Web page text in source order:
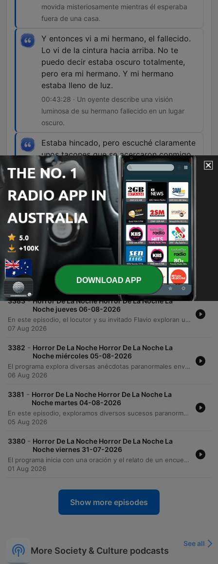
movida misteriosamente mientras él esperaba
fuera de una casa.
Y entonces vi a mi hermano, el fallecido.
Lo vi de la cintura hacia arriba. No te
puedo decir estaba oscuro totalmente,
pero era mi hermano. Y mi hermano
estaba lleno de luz.
00:43:28 · Un oyente describe una visión
luminosa de su hermano fallecido en un lugar
oscuro.
Estaba hincado, pero escuché claramente
unos tacones que se acercaron conmigo.
00:57:26 · El invitado relata haber escuchado
pasos de tacones acercándose a él mientras
trabajaba de noche sin ver a nadie.
3384 -
Horror De La Noche Horror De La Noche La
Flavio Arenas presenta una serie de experiencias paranormales que trascienden la muerte, incluyendo sueños premonitorios y encuentros con presencias inexplicables. Un médico relata cómo sus diagnósticos oníricos junto a seres misteriosos se manifestaron en la realidad, mientras otros testimonios exploran apariciones de familiares fallecidos y fenómenos extraños presenciados por oficiales de policía. El episodio profundiza en relatos de visitas del más allá, desde voces de seres queridos que anuncian noticias familiares hasta sensaciones físicas de presencias en el hogar. Los invitados comparten encuentros impactantes con figuras misteriosas y sonidos inexplicables, cerrando con una petición de luz para diversas almas.
08 Aug 2026
3383 - Horror De La Noche Horror De La Noche La
Noche jueves 06-08-2026
En este episodio, el locutor y su invitado Flavio exploran una serie de relatos paranormales que abarcan desde experiencias con curanderismo y limpiezas espirituales hasta apariciones infantiles en vehículos. Se detallan sucesos extraños ocurridos en prisiones y la presencia de entidades en diversas zonas de Aguascalientes. El programa también integra testimonios de oyentes sobre fenómenos celestiales, como meteoritos y luces inexplicables, así como encuentros con presencias en fábricas y hogares. La emisión concluye con una reflexión sobre la brevedad de la vida y una petición colectiva de luz y protección espiritual para los asistentes.
07 Aug 2026
3382 - Horror De La Noche Horror De La Noche La
Noche miércoles 05-08-2026
El programa explora diversas anécdotas paranormales enviadas por la audiencia, que incluyen desde avistamientos de nahuales y presencias animales hasta experiencias inquietantes en clínicas médicas y tiendas de conveniencia. A través de relatos sobre encuentros con entidades, restos óseos utilizados en estudios de anatomía y fenómenos visuales o auditivos, se analizan las fronteras entre lo físico y lo espiritual. El conductor también reflexiona sobre el sufrimiento de las almas en el purgatorio, la posibilidad de que desequilibrios emocionales nos acerquen a frecuencias espirituales y explicaciones médicas para fenómenos nocturnos. El episodio aborda creencias populares sobre presagios de muerte y la naturaleza transitoria de la existencia.
06 Aug 2026
3381 - Horror De La Noche Horror De La Noche La
Noche martes 04-08-2026
En este episodio, exploramos diversos sucesos paranormales y encuentros espirituales, desde manifestaciones en la Universidad Autónoma vinculadas a prácticas de anatomía hasta relatos de presencias en reuniones familiares. El programa también aborda historias de ayuda espiritual tras accidentes, avistamientos de entidades masivas en Aguascalientes y testimonios sobre dones espirituales y lenguas desconocidas.
05 Aug 2026
3380 - Horror De La Noche Horror De La Noche La
Noche viernes 31-07-2026
El programa inicia con una oración y el relato de un encuentro con un perro misterioso en la colonia México, seguido de experiencias sobre presencias extrañas en edificios universitarios y laboratorios de morfología. A través de diversas anécdotas, se exploran encuentros con entidades deformes en la zona de Plazuelas y apariciones en la calle Alameda. Asimismo, se discuten reflexiones sobre la percepción espiritual frente a causas médicas ante síntomas de desgano físico, concluyendo el episodio con una petición de luz por varios difuntos.
01 Aug 2026
Show more episodes
More Society & Culture podcasts
See all
DOWNLOAD APP